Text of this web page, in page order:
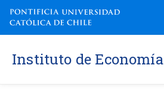
Instituto de Economía